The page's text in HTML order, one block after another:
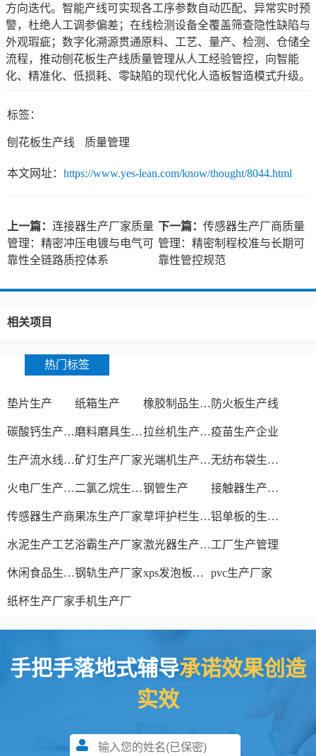
方向迭代。智能产线可实现各工序参数自动匹配、异常实时预
警，杜绝人工调参偏差；在线检测设备全覆盖筛查隐性缺陷与
外观瑕疵；数字化溯源贯通原料、工艺、量产、检测、仓储全
流程，推动刨花板生产线质量管理从人工经验管控，向智能
化、精准化、低损耗、零缺陷的现代化人造板智造模式升级。
标签：
刨花板生产线 质量管理
本文网址： https://www.yes-lean.com/know/thought/8044.html
上一篇： 连接器生产厂家质量
管理：精密冲压电镀与电气可
靠性全链路质控体系
下一篇： 传感器生产厂商质量
管理：精密制程校准与长期可
靠性管控规范
相关项目
热门标签
垫片生产 纸箱生产 橡胶制品生产厂 防火板生产线
碳酸钙生产设备 磨料磨具生产厂家 拉丝机生产厂家疫苗生产企业
生产流水线设备矿灯生产厂家 光端机生产厂家 无纺布袋生产厂家
火电厂生产过程 二氯乙烷生产厂家钢管生产 接触器生产厂家
传感器生产商果冻生产厂家 草坪护栏生产厂家 铝单板的生产厂家
水泥生产工艺浴霸生产厂家 激光器生产厂家工厂生产管理
休闲食品生产线钢轨生产厂家 xps发泡板材生产线 pvc生产厂家
纸杯生产厂家手机生产厂
手把手落地式辅导承诺效果创造
实效